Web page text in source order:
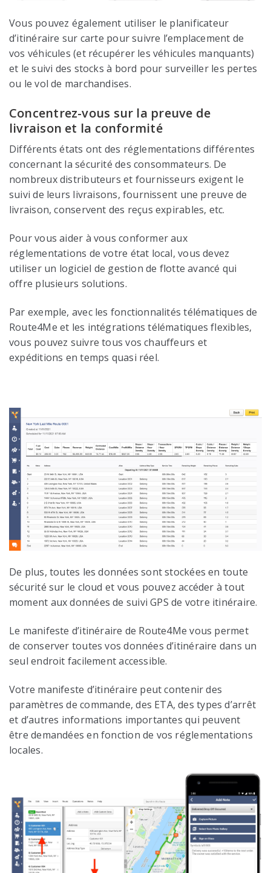
Vous pouvez également utiliser le planificateur
d’itinéraire sur carte pour suivre l’emplacement de
vos véhicules (et récupérer les véhicules manquants)
et le suivi des stocks à bord pour surveiller les pertes
ou le vol de marchandises.
Concentrez-vous sur la preuve de
livraison et la conformité
Différents états ont des réglementations différentes
concernant la sécurité des consommateurs. De
nombreux distributeurs et fournisseurs exigent le
suivi de leurs livraisons, fournissent une preuve de
livraison, conservent des reçus expirables, etc.
Pour vous aider à vous conformer aux
réglementations de votre état local, vous devez
utiliser un logiciel de gestion de flotte avancé qui
offre plusieurs solutions.
Par exemple, avec les fonctionnalités télématiques de
Route4Me et les intégrations télématiques flexibles,
vous pouvez suivre tous vos chauffeurs et
expéditions en temps quasi réel.
De plus, toutes les données sont stockées en toute
sécurité sur le cloud et vous pouvez accéder à tout
moment aux données de suivi GPS de votre itinéraire.
Le manifeste d’itinéraire de Route4Me vous permet
de conserver toutes vos données d’itinéraire dans un
seul endroit facilement accessible.
Votre manifeste d’itinéraire peut contenir des
paramètres de commande, des ETA, des types d’arrêt
et d’autres informations importantes qui peuvent
être demandées en fonction de vos réglementations
locales.